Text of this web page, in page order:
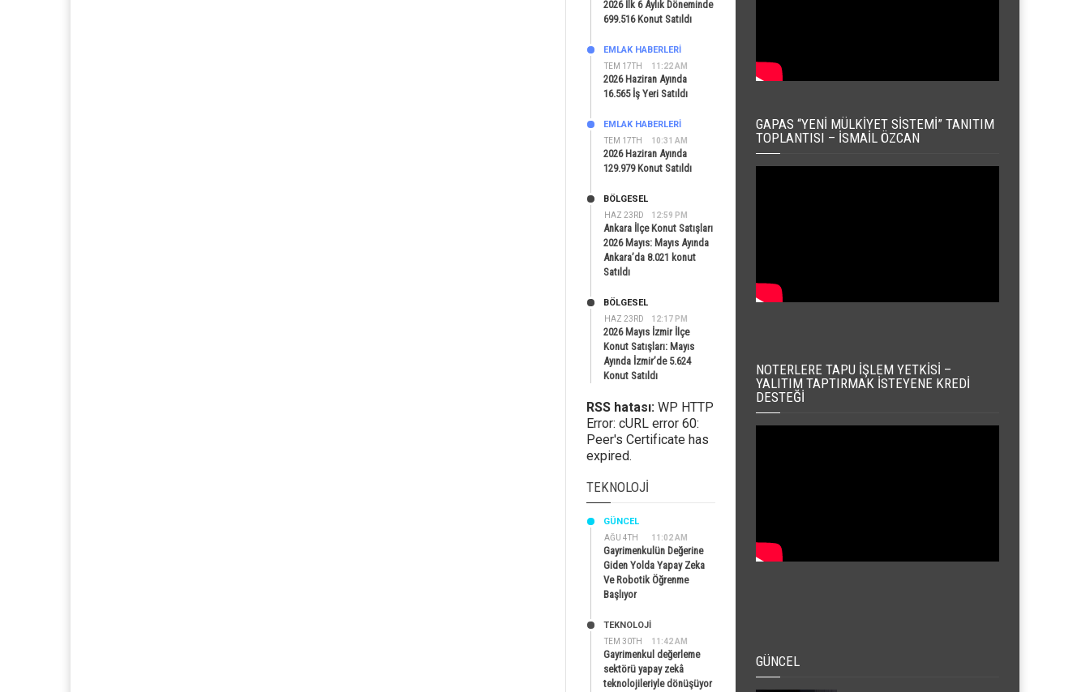
2026 İlk 6 Aylık Döneminde
699.516 Konut Satıldı
TEM 17TH 11:22 AM
EMLAK HABERLERI
2026 Haziran Ayında
16.565 İş Yeri Satıldı
TEM 17TH 10:31 AM
EMLAK HABERLERI
2026 Haziran Ayında
129.979 Konut Satıldı
HAZ 23RD 12:59 PM
BÖLGESEL
Ankara İlçe Konut Satışları
2026 Mayıs: Mayıs Ayında
Ankara’da 8.021 konut
Satıldı
HAZ 23RD 12:17 PM
BÖLGESEL
2026 Mayıs İzmir İlçe
Konut Satışları: Mayıs
Ayında İzmir’de 5.624
Konut Satıldı
RSS hatası: WP HTTP
Error: cURL error 60:
Peer's Certificate has
expired.
TEKNOLOJI
AĞU 4TH 11:02 AM
GÜNCEL
Gayrimenkulün Değerine
Giden Yolda Yapay Zeka
Ve Robotik Öğrenme
Başlıyor
TEM 30TH 11:42 AM
TEKNOLOJİ
Gayrimenkul değerleme
sektörü yapay zekâ
teknolojileriyle dönüşüyor
GAPAS “YENI MÜLKIYET SISTEMI” TANITIM
TOPLANTISI – İSMAIL ÖZCAN
NOTERLERE TAPU İŞLEM YETKISI –
YALITIM TAPTIRMAK İSTEYENE KREDI
DESTEĞI
GÜNCEL